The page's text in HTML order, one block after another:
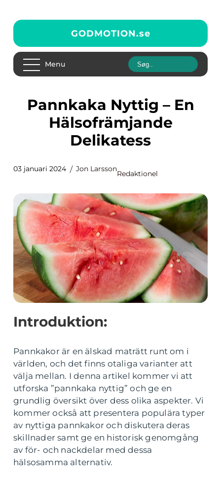
GODMOTION.se
Menu
Pannkaka Nyttig – En
Hälsofrämjande
Delikatess
03 januari 2024 Jon Larsson
Redaktionel
Introduktion:
Pannkakor är en älskad maträtt runt om i
världen, och det finns otaliga varianter att
välja mellan. I denna artikel kommer vi att
utforska ”pannkaka nyttig” och ge en
grundlig översikt över dess olika aspekter. Vi
kommer också att presentera populära typer
av nyttiga pannkakor och diskutera deras
skillnader samt ge en historisk genomgång
av för- och nackdelar med dessa
hälsosamma alternativ.